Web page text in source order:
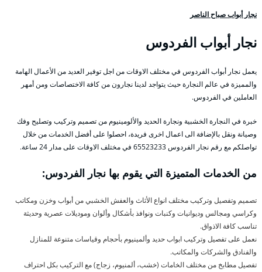
نجار أبواب صباح الناصر
نجار أبواب الفردوس
يعمل نجار أبواب الفردوس في مختلف الاوقات من اجل توفير العديد من الأعمال الهامة
والمميزة في عالم النجارة حيث يتواجد لدينا نجارون من كافة الاختصاصات ومن أمهر
العاملين في الفردوس.
خبرة في النجارة الخشبية ونجارة الحديد والألومينيوم من تصميم وتركيب وتصليح وفك
وصيانة ونقل بالإضافة الى اعمال اخرى فريدة، احصلوا على أفضل الخدمات من خلال
تواصلكم مع رقم نجار الفردوس 65523233 في مختلف الاوقات على مدار 24 ساعة.
من الخدمات المتميزة التي يقوم بها نجار الفردوس:
تصميم وتفصيل وتركيب مختلف انواع الأثاث والعفش الخشبي من أبواب وخزن ومكاتب
وكراسي ومجالس وديوانيات وكنبات ونوافذ بأشكال وألوان وموديلات عصرية وحديثة
تناسب كافة الاذواق.
نعمل على تفصيل وتركيب ابواب حديد وألمينيوم بأحجام وقياسات متنوعة للمنازل
والفنادق والشركات والمكاتب.
تفصيل مطابخ من مختلف الخامات (خشب، ألمنيوم، زجاج) مع التركيب بكل احتراف